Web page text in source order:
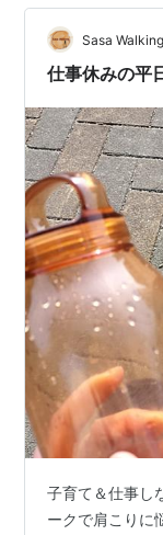
レゼント ギフ
【超美品】 エル
ト ゴールド シ…
Sasa Walking
仕事休みの平
子育て＆仕事し
ークで肩こりに